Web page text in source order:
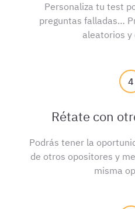
Personaliza tu test
preguntas falladas…
aleatorios y
4
Rétate con
Podrás tener la
de otros opositores y
misma